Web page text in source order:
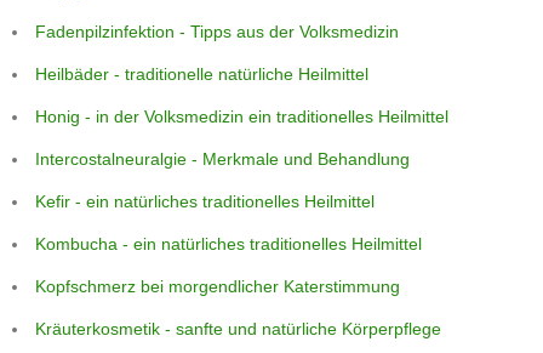
Fadenpilzinfektion - Tipps aus der Volksmedizin
Heilbäder - traditionelle natürliche Heilmittel
Honig - in der Volksmedizin ein traditionelles Heilmittel
Intercostalneuralgie - Merkmale und Behandlung
Kefir - ein natürliches traditionelles Heilmittel
Kombucha - ein natürliches traditionelles Heilmittel
Kopfschmerz bei morgendlicher Katerstimmung
Kräuterkosmetik - sanfte und natürliche Körperpflege